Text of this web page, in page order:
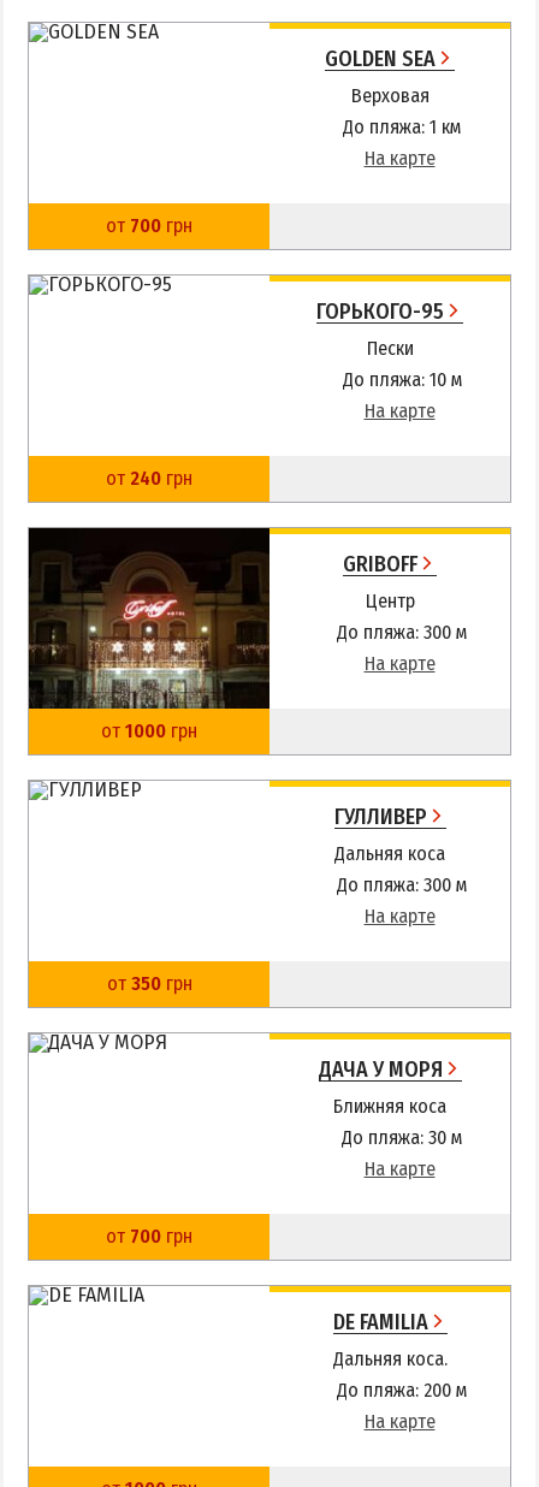
GOLDEN SEA
Верховая
До пляжа: 1 км
На карте
от 700 грн
ГОРЬКОГО-95
Пески
До пляжа: 10 м
На карте
от 240 грн
GRIBOFF
Центр
До пляжа: 300 м
На карте
от 1000 грн
ГУЛЛИВЕР
Дальняя коса
До пляжа: 300 м
На карте
от 350грн
ДАЧА У МОРЯ
Ближняя коса
До пляжа: 30 м
На карте
от 700 грн
DE FAMILIA
Дальняя коса.
До пляжа: 200 м
На карте